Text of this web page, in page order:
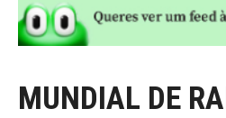
MUNDIAL DE